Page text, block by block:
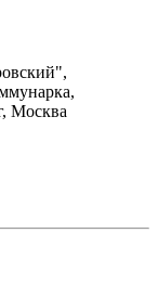
Москва